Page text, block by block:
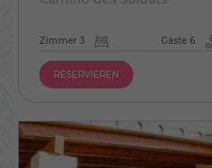
Zimmer 3 Gäste 6
RESERVIEREN